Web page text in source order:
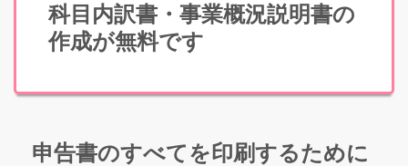
科目内訳書・事業概況説明書の
作成が無料です
申告書のすべてを印刷するために